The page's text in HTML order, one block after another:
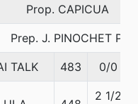
Prop. CAPICUA
Prep. J. PINOCHET P.
TALK 483 0/0
2 1/2